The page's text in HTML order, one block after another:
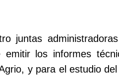
juntas
los informes
y para el estudio